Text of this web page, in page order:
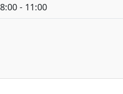
8:00 - 11:00